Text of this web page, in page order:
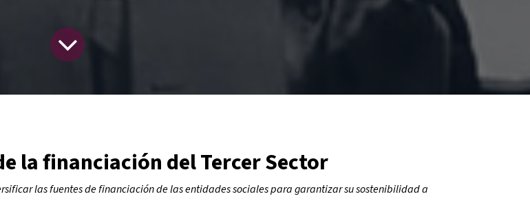
la financiación del Tercer Sector
las fuentes de financiación de las entidades sociales para garantizar su sostenibilidad a